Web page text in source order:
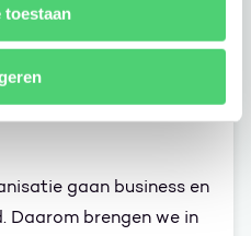
toestaan
Use Case
gaan business en
Daarom brengen we in